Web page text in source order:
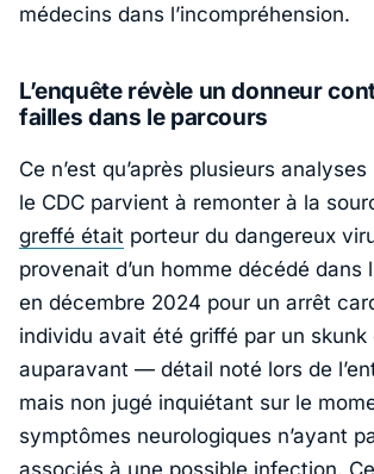
médecins dans l’incompréhension.
L’enquête révèle un donneur
failles dans le parcours
Ce n’est qu’après plusieurs
le CDC parvient à remonter à la
greffé était porteur du dangereux
provenait d’un homme décédé dans
en décembre 2024 pour un arrêt
individu avait été griffé par un skunk
auparavant — détail noté lors de
mais non jugé inquiétant sur le
symptômes neurologiques n’ayant
associés à une possible infection. Ce